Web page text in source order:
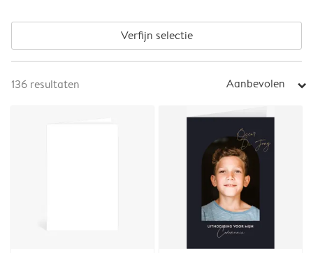
Verfijn selectie
136 resultaten Aanbevolen arrow_right